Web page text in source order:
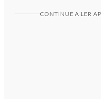
CONTINUE A LER